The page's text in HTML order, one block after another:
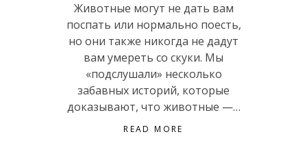
Животные могут не дать вам
поспать или нормально поесть,
но они также никогда не дадут
вам умереть со скуки. Мы
«подслушали» несколько
забавных историй, которые
доказывают, что животные —…
READ MORE